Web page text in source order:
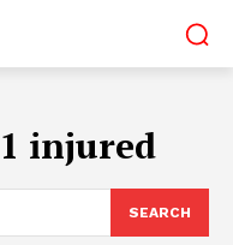
injured
SEARCH